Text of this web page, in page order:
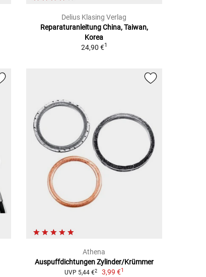
Delius Klasing Verlag
Reparaturanleitung China, Taiwan,
Korea
24,90 €1
Athena
Auspuffdichtungen Zylinder/Krümmer
UVP 5,44 €2 3,99 €1